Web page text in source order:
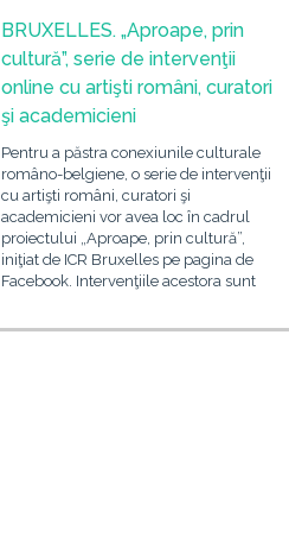
BRUXELLES. „Aproape, prin
cultură”, serie de intervenţii
online cu artişti români, curatori
şi academicieni
Pentru a păstra conexiunile culturale
româno-belgiene, o serie de intervenţii
cu artişti români, curatori şi
academicieni vor avea loc în cadrul
proiectului „Aproape, prin cultură”,
iniţiat de ICR Bruxelles pe pagina de
Facebook. Intervenţiile acestora sunt